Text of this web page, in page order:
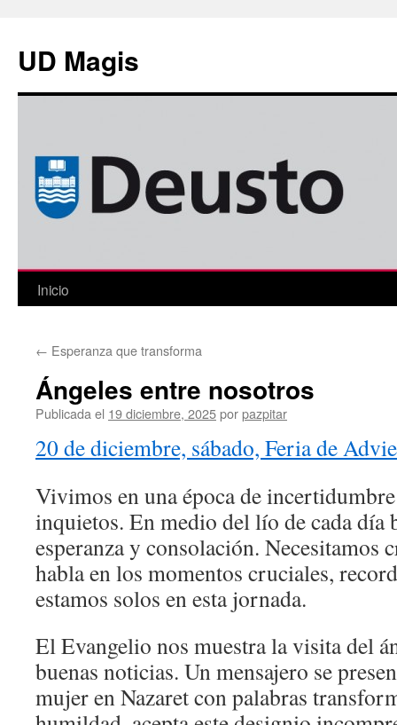
contenido
UD Magis
Inicio
← Esperanza que transforma
Ángeles entre nosotros
Publicada el 19 diciembre, 2025porpazpitar
20 de diciembre, sábado, Feria de
Vivimos en una época de
inquietos. En medio del lío de cada día
esperanza y consolación. Necesitamos
habla en los momentos cruciales,
estamos solos en esta jornada.
El Evangelio nos muestra la visita del
buenas noticias. Un mensajero se
mujer en Nazaret con palabras